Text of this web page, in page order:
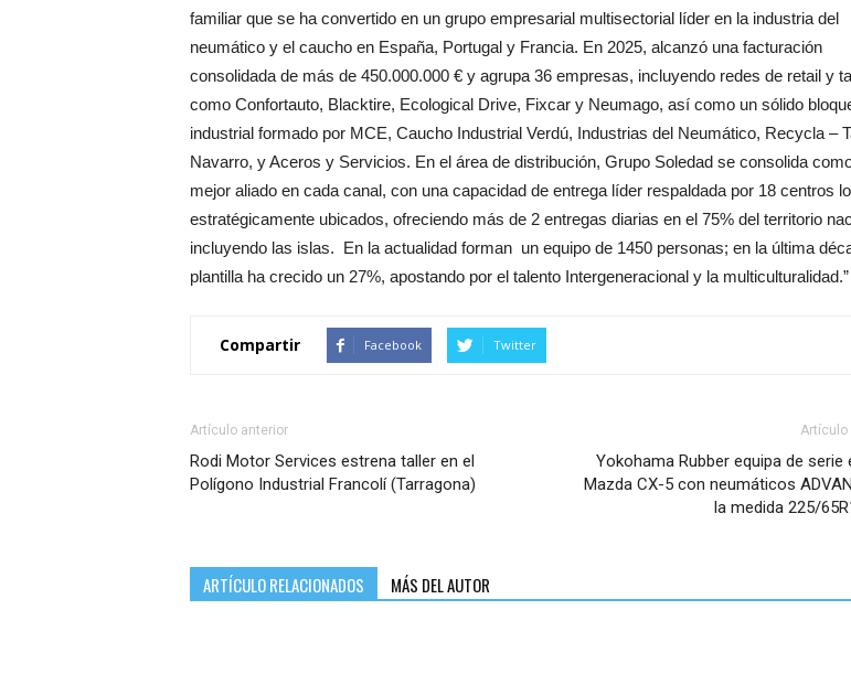
familiar que se ha convertido en un grupo empresarial multisectorial líder en la industria del
neumático y el caucho en España, Portugal y Francia. En 2025, alcanzó una facturación
consolidada de más de 450.000.000 € y agrupa 36 empresas, incluyendo redes de retail y
como Confortauto, Blacktire, Ecological Drive, Fixcar y Neumago, así como un sólido
industrial formado por MCE, Caucho Industrial Verdú, Industrias del Neumático, Recycla –
Navarro, y Aceros y Servicios. En el área de distribución, Grupo Soledad se consolida
mejor aliado en cada canal, con una capacidad de entrega líder respaldada por 18 centros
estratégicamente ubicados, ofreciendo más de 2 entregas diarias en el 75% del territorio
incluyendo las islas. En la actualidad forman un equipo de 1450 personas; en la última
plantilla ha crecido un 27%, apostando por el talento Intergeneracional y la multiculturalidad.”
Compartir Facebook Twitter
Artículo anterior
Rodi Motor Services estrena taller en el
Polígono Industrial Francolí (Tarragona)
Artículo
Yokohama Rubber equipa de serie
Mazda CX-5 con neumáticos
la medida 225/
ARTÍCULO RELACIONADOS MÁS DEL AUTOR